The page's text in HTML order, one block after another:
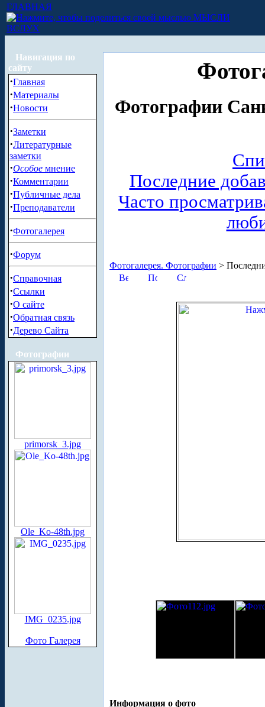
ГЛАВНАЯ
МЫСЛИ
ВСЛУХ
Навигация по
сайту
·Главная
·Материалы
·Новости
·Заметки
·Литературные
заметки
·Особое мнение
·Комментарии
·Публичные дела
·Преподаватели
·Фотогалерея
·Форум
·Справочная
·Ссылки
·О сайте
·Обратная связь
·Дерево Сайта
Фотографии
primorsk_3.jpg
Ole_Ko-48th.jpg
IMG_0235.jpg
Фото Галерея
Фотографии
Последние
Часто
Фотогалерея. Фотографии >
Информация о фото